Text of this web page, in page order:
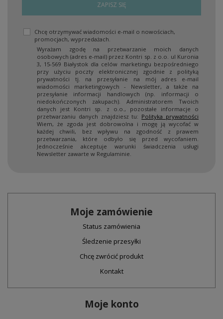
ZAPISZ SIĘ
Chcę otrzymywać wiadomości e-mail o nowościach,
promocjach, wyprzedażach.
Wyrażam zgodę na przetwarzanie moich danych
osobowych (adres e-mail) przez Kontri sp. z o.o. ul Kuronia
3, 15-569 Białystok dla celów marketingu bezpośredniego
przy użyciu poczty elektronicznej zgodnie z polityką
prywatności tj. na przesyłanie na mój adres e-mail
wiadomości marketingowych - Newsletter, a także na
przesyłanie informacji handlowych (np. informacji o
niedokończonych zakupach). Administratorem Twoich
danych jest Kontri sp. z o.o., pozostałe informacje o
przetwarzaniu danych znajdziesz tu: Polityka prywatności
Wiem, że zgoda jest dobrowolna i mogę ją wycofać w
każdej chwili, bez wpływu na zgodność z prawem
przetwarzania, które odbyło się przed wycofaniem.
Jednocześnie akceptuje warunki świadczenia usługi
Newsletter zawarte w Regulaminie.
Moje zamówienie
Status zamówienia
Śledzenie przesyłki
Chcę zwrócić produkt
Kontakt
Moje konto